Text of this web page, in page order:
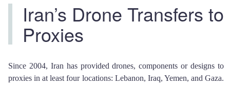
Iran’s Drone Transfers to
Proxies
Since 2004, Iran has provided drones, components or designs to
proxies in at least four locations: Lebanon, Iraq, Yemen, and Gaza.